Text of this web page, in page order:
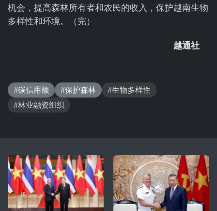
机会，提高森林所有者和农民的收入，保护越南生物
多样性和环境。（完）
越通社
#碳信用额 #保护森林
#生物多样性
#林业融资组织